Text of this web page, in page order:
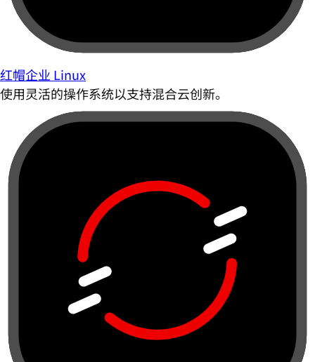
红帽企业 Linux
使用灵活的操作系统以支持混合云创新。